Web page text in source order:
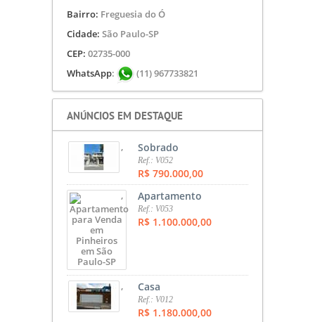
Bairro: Freguesia do Ó
Cidade: São Paulo-SP
CEP: 02735-000
WhatsApp: (11) 967733821
ANÚNCIOS EM DESTAQUE
, Sobrado
Ref.: V052
R$ 790.000,00
, Apartamento
Ref.: V053
R$ 1.100.000,00
, Casa
Ref.: V012
R$ 1.180.000,00